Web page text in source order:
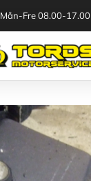
Mån-Fre 08.00-17.00